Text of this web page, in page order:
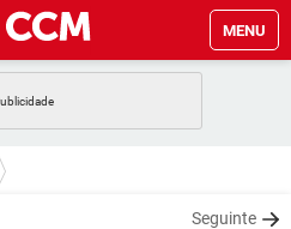
MENU
Seguinte